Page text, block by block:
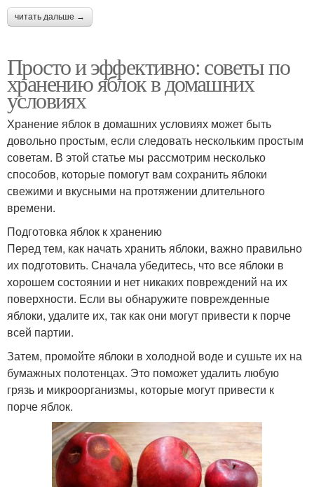
читать дальше →
Просто и эффективно: советы по
хранению яблок в домашних
условиях
Хранение яблок в домашних условиях может быть
довольно простым, если следовать нескольким простым
советам. В этой статье мы рассмотрим несколько
способов, которые помогут вам сохранить яблоки
свежими и вкусными на протяжении длительного
времени.
Подготовка яблок к хранению
Перед тем, как начать хранить яблоки, важно правильно
их подготовить. Сначала убедитесь, что все яблоки в
хорошем состоянии и нет никаких повреждений на их
поверхности. Если вы обнаружите поврежденные
яблоки, удалите их, так как они могут привести к порче
всей партии.
Затем, промойте яблоки в холодной воде и сушьте их на
бумажных полотенцах. Это поможет удалить любую
грязь и микроорганизмы, которые могут привести к
порче яблок.